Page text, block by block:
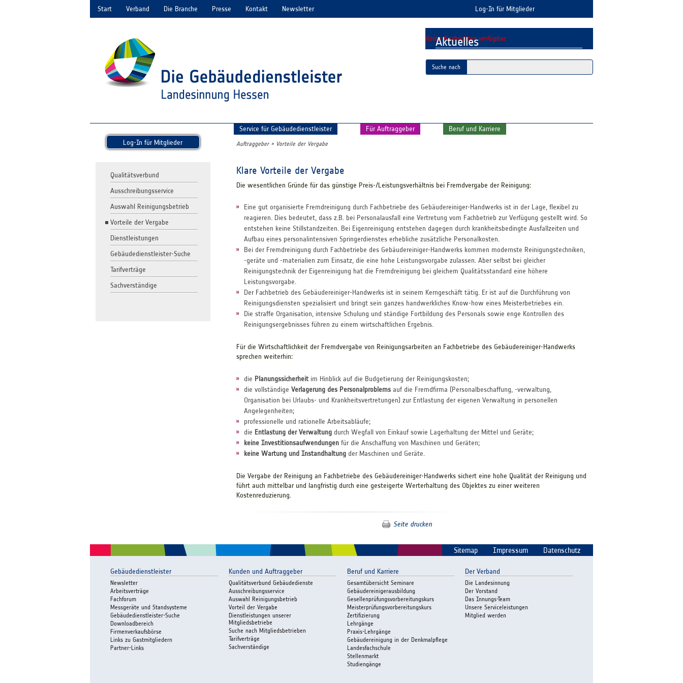
Start Verband Die Branche Presse Kontakt Newsletter Log-In für Mitglieder
Aktuelles
Keine Nachrichten verfügbar.
Service für Gebäudedienstleister Für Auftraggeber
Beruf und Karriere
Log-In für Mitglieder
Qualitätsverbund
Ausschreibungsservice
Auswahl Reinigungsbetrieb
Vorteile der Vergabe
Dienstleistungen
Gebäudedienstleister-Suche
Tarifverträge
Sachverständige
Auftraggeber» Vorteile der Vergabe
Klare Vorteile der Vergabe
Die wesentlichen Gründe für das günstige Preis-/Leistungsverhältnis bei Fremdvergabe der Reinigung:
Eine gut organisierte Fremdreinigung durch Fachbetriebe des Gebäudereiniger-Handwerks ist in der Lage, flexibel zu
reagieren. Dies bedeutet, dass z.B. bei Personalausfall eine Vertretung vom Fachbetrieb zur Verfügung gestellt wird. So
entstehen keine Stillstandzeiten. Bei Eigenreinigung entstehen dagegen durch krankheitsbedingte Ausfallzeiten und
Aufbau eines personalintensiven Springerdienstes erhebliche zusätzliche Personalkosten.
Bei der Fremdreinigung durch Fachbetriebe des Gebäudereiniger-Handwerks kommen modernste Reinigungstechniken,
-geräte und -materialien zum Einsatz, die eine hohe Leistungsvorgabe zulassen. Aber selbst bei gleicher
Reinigungstechnik der Eigenreinigung hat die Fremdreinigung bei gleichem Qualitätsstandard eine höhere
Leistungsvorgabe.
Der Fachbetrieb des Gebäudereiniger-Handwerks ist in seinem Kerngeschäft tätig. Er ist auf die Durchführung von
Reinigungsdiensten spezialisiert und bringt sein ganzes handwerkliches Know-how eines Meisterbetriebes ein.
Die straffe Organisation, intensive Schulung und ständige Fortbildung des Personals sowie enge Kontrollen des
Reinigungsergebnisses führen zu einem wirtschaftlichen Ergebnis.
Für die Wirtschaftlichkeit der Fremdvergabe von Reinigungsarbeiten an Fachbetriebe des Gebäudereiniger-Handwerks
sprechen weiterhin:
die Planungssicherheit im Hinblick auf die Budgetierung der Reinigungskosten;
die vollständige Verlagerung des Personalproblems auf die Fremdfirma (Personalbeschaffung, -verwaltung,
Organisation bei Urlaubs- und Krankheitsvertretungen) zur Entlastung der eigenen Verwaltung in personellen
Angelegenheiten;
professionelle und rationelle Arbeitsabläufe;
die Entlastung der Verwaltung durch Wegfall von Einkauf sowie Lagerhaltung der Mittel und Geräte;
keine Investitionsaufwendungen für die Anschaffung von Maschinen und Geräten;
keine Wartung und Instandhaltung der Maschinen und Geräte.
Die Vergabe der Reinigung an Fachbetriebe des Gebäudereiniger-Handwerks sichert eine hohe Qualität der Reinigung und
führt auch mittelbar und langfristig durch eine gesteigerte Werterhaltung des Objektes zu einer weiteren
Kostenreduzierung.
Seite drucken
Sitemap Impressum Datenschutz
Gebäudedienstleister
Newsletter
Arbeitsverträge
Fachforum
Messgeräte und Standsysteme
Gebäudedienstleister-Suche
Downloadbereich
Firmenverkaufsbörse
Links zu Gastmitgliedern
Partner-Links
Kunden und Auftraggeber
Qualitätsverbund Gebäudedienste
Ausschreibungsservice
Auswahl Reinigungsbetrieb
Vorteil der Vergabe
Dienstleistungen unserer
Mitgliedsbetriebe
Suche nach Mitgliedsbetrieben
Tarifverträge
Sachverständige
Beruf und Karriere
Gesamtübersicht Seminare
Gebäudereinigerausbildung
Gesellenprüfungsvorbereitungskurs
Meisterprüfungsvorbereitungskurs
Zertifizierung
Lehrgänge
Praxis-Lehrgänge
Gebäudereinigung in der Denkmalpflege
Landesfachschule
Stellenmarkt
Studiengänge
Der Verband
Die Landesinnung
Der Vorstand
Das Innungs-Team
Unsere Serviceleistungen
Mitglied werden